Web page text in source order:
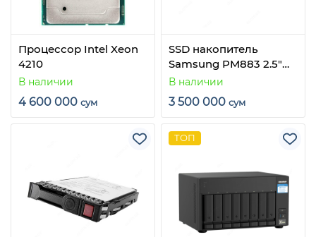
Процессор Intel Xeon
4210
В наличии
4 600 000 сум
SSD накопитель
Samsung PM883 2.5"
960 Gb SATA 6.0Gbps
В наличии
3 500 000 сум
ТОП